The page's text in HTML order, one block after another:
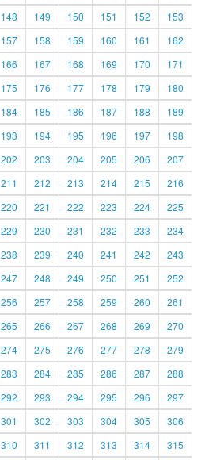
148 149 150 151 152
153
157 158 159 160 161
162
166 167 168 169 170
171
175 176 177 178 179
180
184 185 186 187 188
189
193 194 195 196 197
198
202 203 204 205 206
207
211 212 213 214 215
216
220 221 222 223 224
225
229 230 231 232 233
234
238 239 240 241 242
243
247 248 249 250 251
252
256 257 258 259 260
261
265 266 267 268 269
270
274 275 276 277 278
279
283 284 285 286 287
288
292 293 294 295 296
297
301 302 303 304 305
306
310 311 312 313 314 315